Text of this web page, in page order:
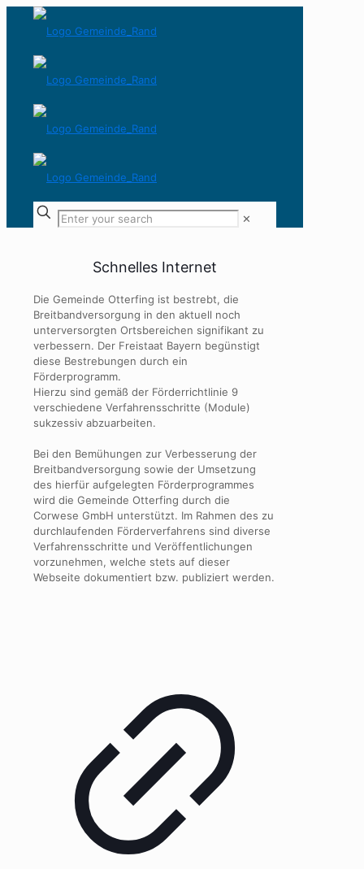
✕
Schnelles Internet
Die Gemeinde Otterfing ist bestrebt, die
Breitbandversorgung in den aktuell noch
unterversorgten Ortsbereichen signifikant zu
verbessern. Der Freistaat Bayern begünstigt
diese Bestrebungen durch ein
Förderprogramm.
Hierzu sind gemäß der Förderrichtlinie 9
verschiedene Verfahrensschritte (Module)
sukzessiv abzuarbeiten.
Bei den Bemühungen zur Verbesserung der
Breitbandversorgung sowie der Umsetzung
des hierfür aufgelegten Förderprogrammes
wird die Gemeinde Otterfing durch die
Corwese GmbH unterstützt. Im Rahmen des zu
durchlaufenden Förderverfahrens sind diverse
Verfahrensschritte und Veröffentlichungen
vorzunehmen, welche stets auf dieser
Webseite dokumentiert bzw. publiziert werden.